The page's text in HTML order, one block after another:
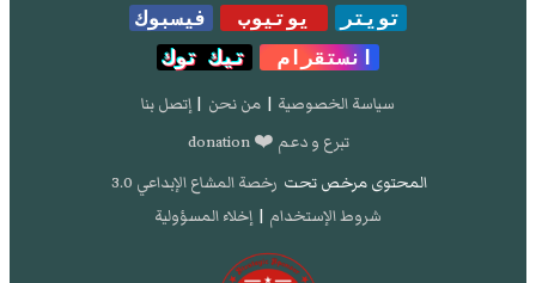
تويتر يوتيوب
فيسبوك
انستقرام
تيك توك
سياسة الخصوصية | من نحن | إتصل بنا
تبرع و دعم ❤️ donation
المحتوى مرخص تحت رخصة المشاع الإبداعي 3.0
شروط الإستخدام | إخلاء المسؤولية